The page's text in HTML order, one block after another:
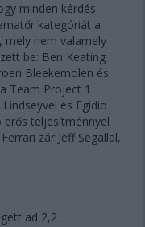
minden kérdés
kategóriát a
mely nem valamely
be: Ben Keating
Bleekemolen és
Team Project 1
és Egidio
erős teljesítménnyel
zár Jeff Segallal,
ad 2,2